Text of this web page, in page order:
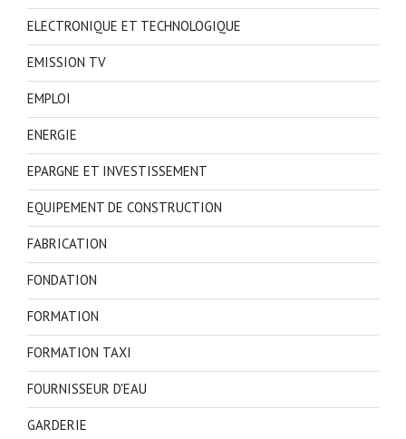
ELECTRONIQUE ET TECHNOLOGIQUE
EMISSION TV
EMPLOI
ENERGIE
EPARGNE ET INVESTISSEMENT
EQUIPEMENT DE CONSTRUCTION
FABRICATION
FONDATION
FORMATION
FORMATION TAXI
FOURNISSEUR D'EAU
GARDERIE